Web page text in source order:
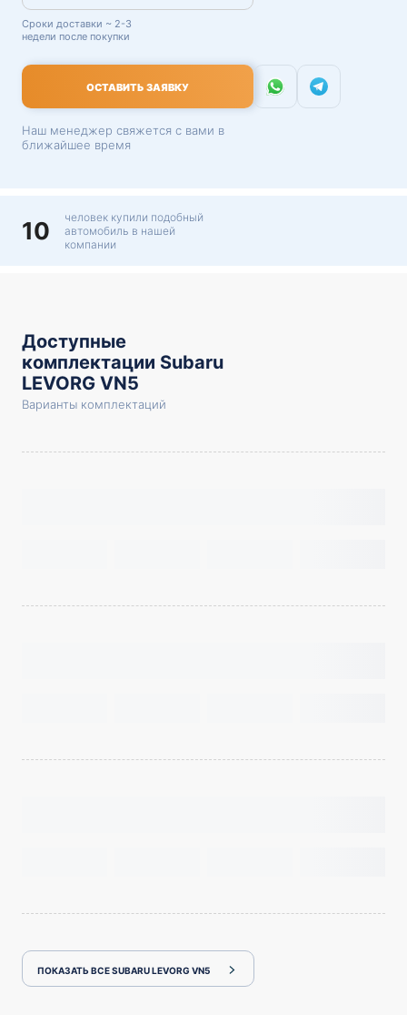
Сроки доставки ~ 2-3
недели после покупки
ОСТАВИТЬ ЗАЯВКУ
Наш менеджер свяжется с вами в
ближайшее время
10
человек купили подобный
автомобиль в нашей
компании
Доступные
комплектации Subaru
LEVORG VN5
Варианты комплектаций
ПОКАЗАТЬ ВСЕ SUBARU LEVORG VN5